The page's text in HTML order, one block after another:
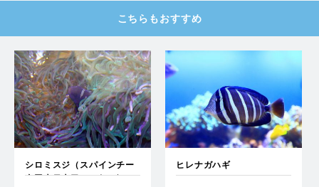
こちらもおすすめ
シロミスジ（スパインチー
クアネモネフィッシュ）
ヒレナガハギ